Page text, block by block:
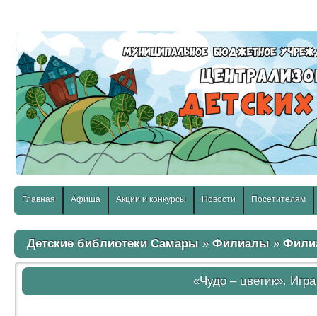
Главная Афиша Акции и конкурсы Новости Посетителям
Детские библиотеки Самары »Филиалы »
«Чудо – цветик».